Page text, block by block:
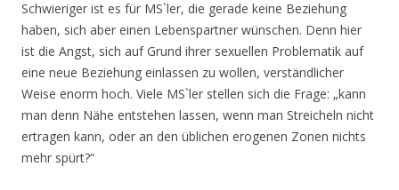
Schwieriger ist es für MS`ler, die gerade keine Beziehung
haben, sich aber einen Lebenspartner wünschen. Denn hier
ist die Angst, sich auf Grund ihrer sexuellen Problematik auf
eine neue Beziehung einlassen zu wollen, verständlicher
Weise enorm hoch. Viele MS`ler stellen sich die Frage: „kann
man denn Nähe entstehen lassen, wenn man Streicheln nicht
ertragen kann, oder an den üblichen erogenen Zonen nichts
mehr spürt?“